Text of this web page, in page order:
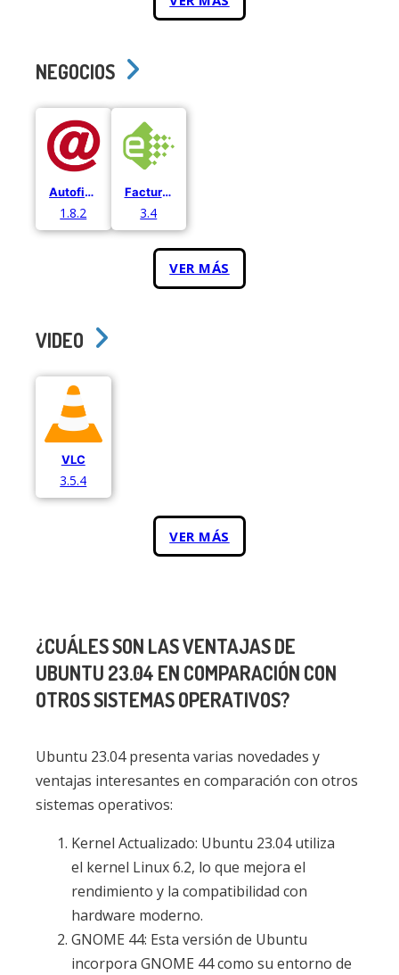
NEGOCIOS
VER MÁS
Autofirma
1.8.2
Facturae
3.4
VIDEO
VER MÁS
VLC
3.5.4
¿CUÁLES SON LAS VENTAJAS DE
UBUNTU 23.04 EN COMPARACIÓN CON
OTROS SISTEMAS OPERATIVOS?
Ubuntu 23.04 presenta varias novedades y
ventajas interesantes en comparación con otros
sistemas operativos:
Kernel Actualizado: Ubuntu 23.04 utiliza
el kernel Linux 6.2, lo que mejora el
rendimiento y la compatibilidad con
hardware moderno.
GNOME 44: Esta versión de Ubuntu
incorpora GNOME 44 como su entorno de